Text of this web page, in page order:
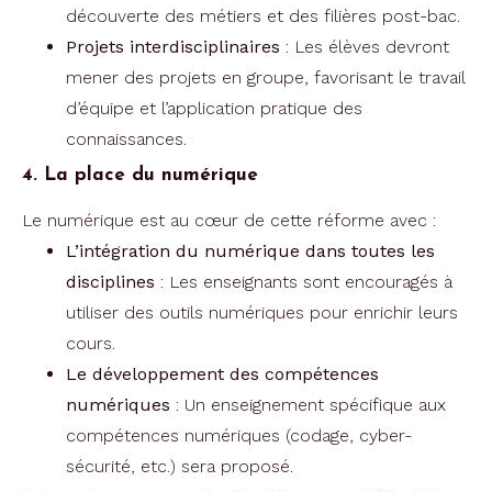
découverte des métiers et des filières post-bac.
Projets interdisciplinaires : Les élèves devront
mener des projets en groupe, favorisant le travail
d’équipe et l’application pratique des
connaissances.
4. La place du numérique
Le numérique est au cœur de cette réforme avec :
L’intégration du numérique dans toutes les
disciplines : Les enseignants sont encouragés à
utiliser des outils numériques pour enrichir leurs
cours.
Le développement des compétences
numériques : Un enseignement spécifique aux
compétences numériques (codage, cyber-
sécurité, etc.) sera proposé.